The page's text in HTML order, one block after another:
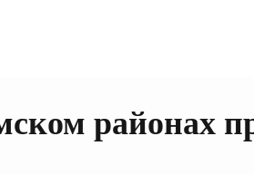
районах